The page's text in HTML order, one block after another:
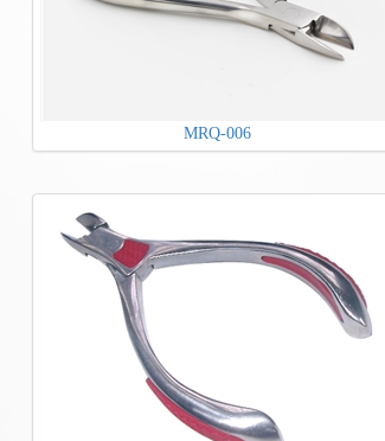
MRQ-006